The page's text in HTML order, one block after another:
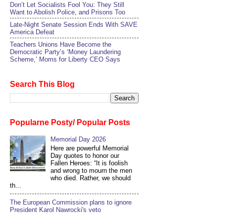
Don’t Let Socialists Fool You: They Still
Want to Abolish Police, and Prisons Too
Late-Night Senate Session Ends With SAVE
America Defeat​
Teachers Unions Have Become the
Democratic Party’s ‘Money Laundering
Scheme,’ Moms for Liberty CEO Says
Search This Blog
Popularne Posty/ Popular Posts
Memorial Day 2026
Here are powerful Memorial
Day quotes to honor our
Fallen Heroes: “It is foolish
and wrong to mourn the men
who died. Rather, we should
th...
The European Commission plans to ignore
President Karol Nawrocki's veto